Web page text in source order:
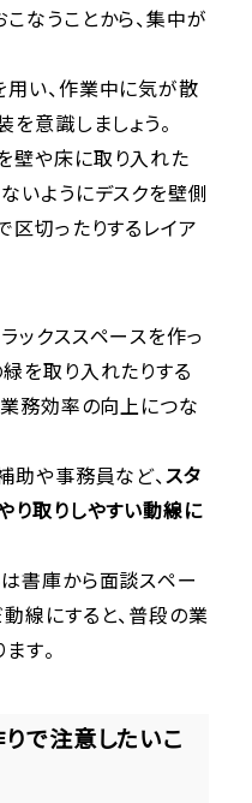
なうことから、集中が
い、作業中に気が散
を意識しましょう。
壁や床に取り入れた
いようにデスクを壁側
区切ったりするレイア
ックススペースを作っ
を取り入れたりする
業務効率の向上につな
助や事務員など、スタ
り取りしやすい動線に
書庫から面談スペー
線にすると、普段の業
す。
で注意したいこ